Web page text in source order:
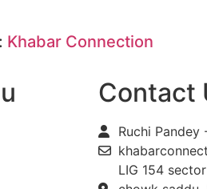
Khabar Connection
Contact
Ruchi
LIG 154